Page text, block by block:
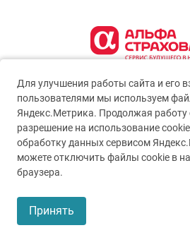
Для улучшения работы сайта и его
пользователями мы используем
Яндекс.Метрика. Продолжая работу
разрешение на использование
обработку данных сервисом
можете отключить файлы cookie в
браузера.
Принять